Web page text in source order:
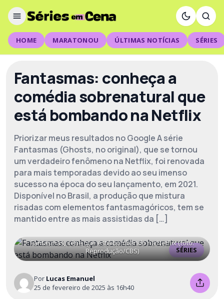
HOME MARATONOU ÚLTIMAS NOTÍCIAS SÉRIES
Fantasmas: conheça a
comédia sobrenatural que
está bombando na Netflix
Priorizar meus resultados no Google A série
Fantasmas (Ghosts, no original), que se tornou
um verdadeiro fenômeno na Netflix, foi renovada
para mais temporadas devido ao seu imenso
sucesso na época do seu lançamento, em 2021.
Disponível no Brasil, a produção que mistura
risadas com elementos fantasmagóricos, tem se
mantido entre as mais assistidas da […]
SÉRIES
Fantasmas, série que está bombando na Netflix (foto:
Reprodução/CBS)
Por Lucas Emanuel
25 de fevereiro de 2025 às 16h40